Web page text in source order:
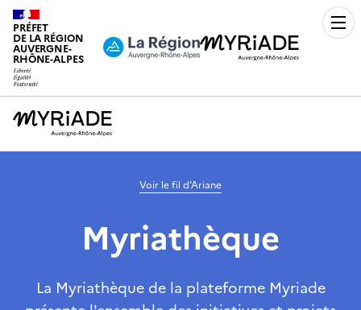
PRÉFET
DE LA RÉGION
AUVERGNE-
RHÔNE-ALPES
Voir le fil d’Ariane
Myriathèque
La Myriathèque de la plateforme Myriade